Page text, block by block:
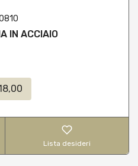
IN ACCIAIO
Lista desideri